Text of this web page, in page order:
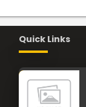
Quick Links